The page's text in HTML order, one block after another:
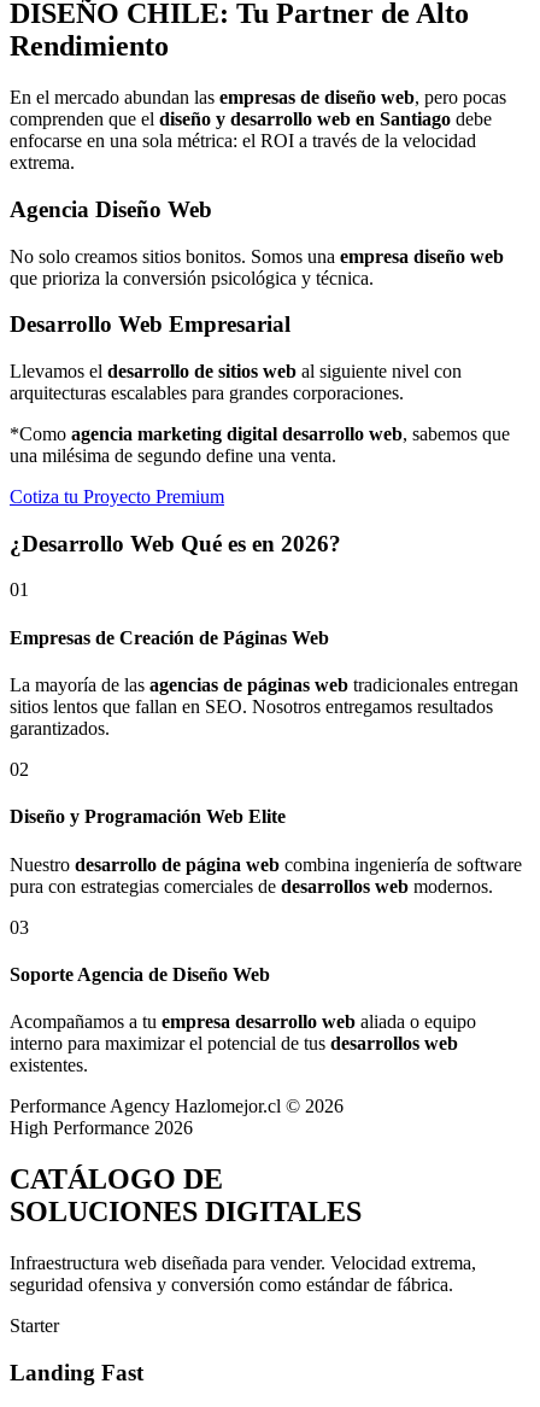
DISEÑO CHILE: Tu Partner de Alto
Rendimiento
En el mercado abundan las empresas de diseño web, pero pocas
comprenden que el diseño y desarrollo web en Santiago debe
enfocarse en una sola métrica: el ROI a través de la velocidad
extrema.
Agencia Diseño Web
No solo creamos sitios bonitos. Somos una empresa diseño web
que prioriza la conversión psicológica y técnica.
Desarrollo Web Empresarial
Llevamos el desarrollo de sitios web al siguiente nivel con
arquitecturas escalables para grandes corporaciones.
*Como agencia marketing digital desarrollo web, sabemos que
una milésima de segundo define una venta.
Cotiza tu Proyecto Premium
¿Desarrollo Web Qué es en 2026?
01
Empresas de Creación de Páginas Web
La mayoría de las agencias de páginas web tradicionales entregan
sitios lentos que fallan en SEO. Nosotros entregamos resultados
garantizados.
02
Diseño y Programación Web Elite
Nuestro desarrollo de página web combina ingeniería de software
pura con estrategias comerciales de desarrollos web modernos.
03
Soporte Agencia de Diseño Web
Acompañamos a tu empresa desarrollo web aliada o equipo
interno para maximizar el potencial de tus desarrollos web
existentes.
Performance Agency Hazlomejor.cl © 2026
High Performance 2026
CATÁLOGO DE
SOLUCIONES DIGITALES
Infraestructura web diseñada para vender. Velocidad extrema,
seguridad ofensiva y conversión como estándar de fábrica.
Starter
Landing Fast